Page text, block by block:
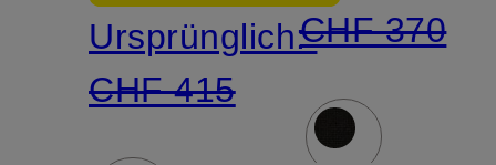
Ursprünglich:
CHF 415
3/4-
Arm
CHF 370